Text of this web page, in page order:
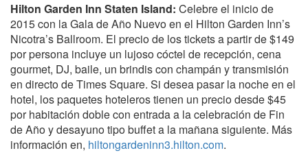
Hilton Garden Inn Staten Island: Celebre el inicio de
2015 con la Gala de Año Nuevo en el Hilton Garden Inn’s
Nicotra’s Ballroom. El precio de los tickets a partir de $149
por persona incluye un lujoso cóctel de recepción, cena
gourmet, DJ, baile, un brindis con champán y transmisión
en directo de Times Square. Si desea pasar la noche en el
hotel, los paquetes hoteleros tienen un precio desde $45
por habitación doble con entrada a la celebración de Fin
de Año y desayuno tipo buffet a la mañana siguiente. Más
información en, hiltongardeninn3.hilton.com.